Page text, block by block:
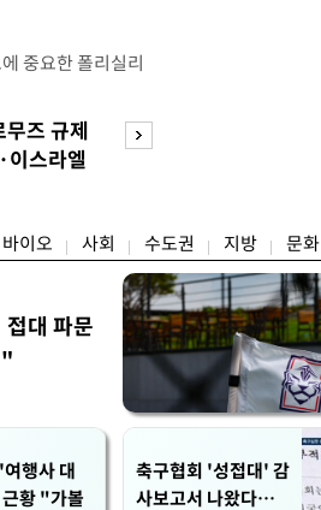
중요한 폴리실리
단행했다. 트럼프
폴리실리콘 파생상
일부 파생제품에는
문에 서명했다고
즈 규제
스라엘
이오 사회 수도권 지방 문화
대 파문
행사 대
황 "가볼
축구협회 '성접대' 감
사보고서 나왔다…